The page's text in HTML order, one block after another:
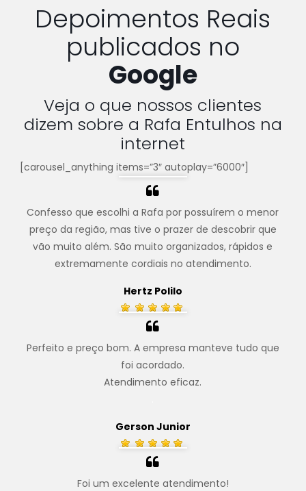
Depoimentos Reais
publicados no
Google
Veja o que nossos clientes
dizem sobre a Rafa Entulhos na
internet
[carousel_anything items=”3″ autoplay=”6000″]
Confesso que escolhi a Rafa por possuírem o menor
preço da região, mas tive o prazer de descobrir que
vão muito além. São muito organizados, rápidos e
extremamente cordiais no atendimento.
Hertz Polilo
Perfeito e preço bom. A empresa manteve tudo que
foi acordado.
Atendimento eficaz.
Gerson Junior
Foi um excelente atendimento!